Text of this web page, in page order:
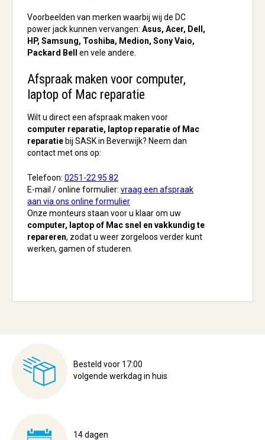
Voorbeelden van merken waarbij wij de DC
power jack kunnen vervangen: Asus, Acer, Dell,
HP, Samsung, Toshiba, Medion, Sony Vaio,
Packard Bell
en vele andere.
Afspraak maken voor computer,
laptop of Mac reparatie
Wilt u direct een afspraak maken voor
computer reparatie, laptop reparatie of Mac
reparatie bij SASK in Beverwijk? Neem dan
contact met ons op:
Telefoon: 0251-22 95 82
E-mail / online formulier: vraag een afspraak
aan via ons online formulier
Onze monteurs staan voor u klaar om uw
computer, laptop of Mac snel en vakkundig te
repareren, zodat u weer zorgeloos verder kunt
werken, gamen of studeren.
Besteld voor 17:00
volgende werkdag in huis
14 dagen